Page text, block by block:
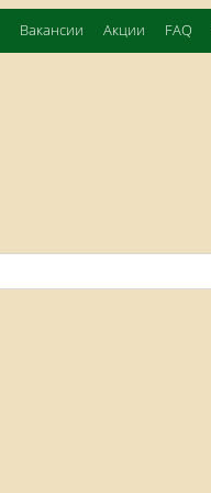
Вакансии Акции FAQ